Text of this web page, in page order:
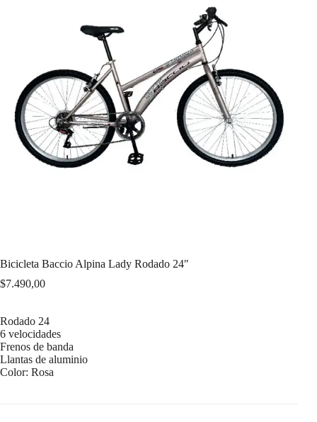
Bicicleta Baccio Alpina Lady Rodado 24″
$7.490,00
Rodado 24
6 velocidades
Frenos de banda
Llantas de aluminio
Color: Rosa